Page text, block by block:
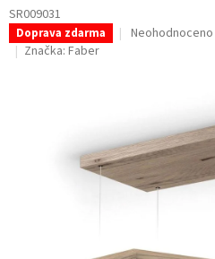
SR009031
Doprava zdarma
Průměrné
hvězdiček.
Neohodnoceno
Značka: Faber